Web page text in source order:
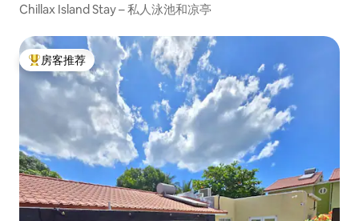
Chillax Island Stay – 私人泳池和凉亭
热门「房客推荐」
房客推荐